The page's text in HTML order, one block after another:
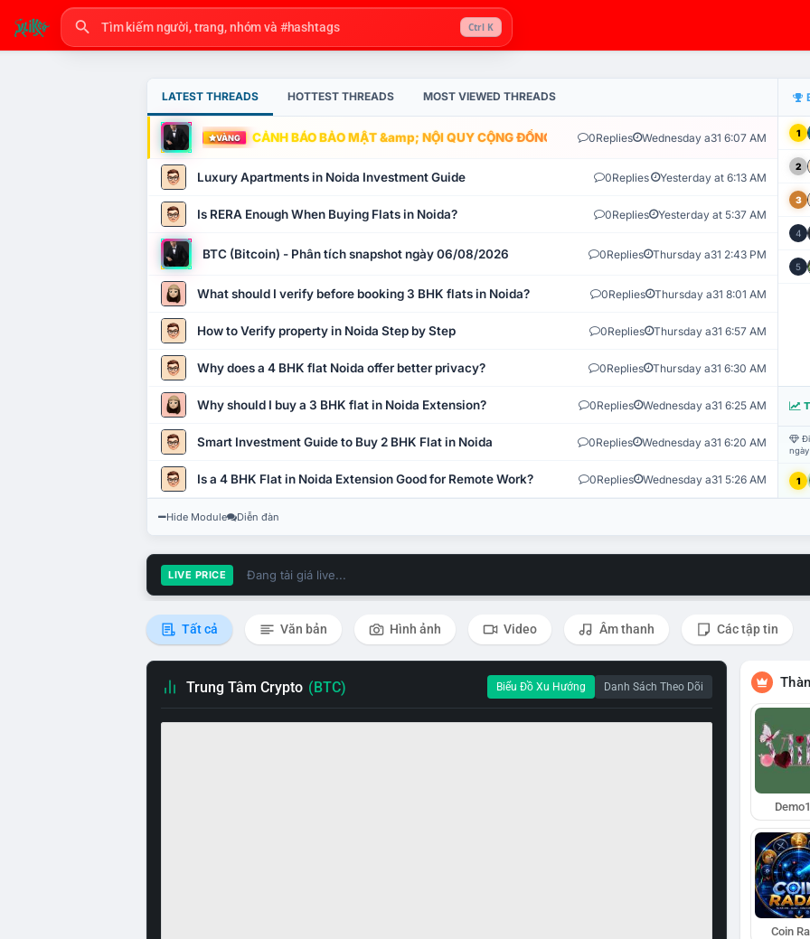
Ctrl K
LATEST THREADS HOTTEST THREADS MOST VIEWED THREADS
VÀNG CẢNH BÁO BẢO MẬT &amp; NỘI QUY CỘNG ĐỒNG VLIKE.VN: HỆ THỐNG GIÁM SÁT TỰ
0Replies Wednesday a31 6:07 AM
Luxury Apartments in Noida Investment Guide 0Replies Yesterday at 6:13 AM
Is RERA Enough When Buying Flats in Noida? 0Replies Yesterday at 5:37 AM
BTC (Bitcoin) - Phân tích snapshot ngày 06/08/2026 0Replies Thursday a31 2:43 PM
What should I verify before booking 3 BHK flats in Noida? 0Replies Thursday a31 8:01 AM
How to Verify property in Noida Step by Step 0Replies Thursday a31 6:57 AM
Why does a 4 BHK flat Noida offer better privacy? 0Replies Thursday a31 6:30 AM
Why should I buy a 3 BHK flat in Noida Extension? 0Replies Wednesday a31 6:25 AM
Smart Investment Guide to Buy 2 BHK Flat in Noida 0Replies Wednesday a31 6:20 AM
Is a 4 BHK Flat in Noida Extension Good for Remote Work? 0Replies Wednesday a31 5:26 AM
1
2
3
4
5
1
Hide Module Diễn đàn
LIVE PRICE Đang tải giá live...
Tất cả Văn bản Hình ảnh Video Âm thanh Các tập tin
Trung Tâm Crypto (BTC) Biểu Đồ Xu Hướng Danh Sách Theo Dõi
Coin